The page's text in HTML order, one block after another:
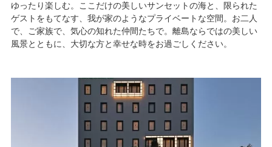
ゆったり楽しむ。ここだけの美しいサンセットの海と、限られた
ゲストをもてなす、我が家のようなプライベートな空間。お二人
で、ご家族で、気心の知れた仲間たちで。離島ならではの美しい
風景とともに、大切な方と幸せな時をお過ごしください。